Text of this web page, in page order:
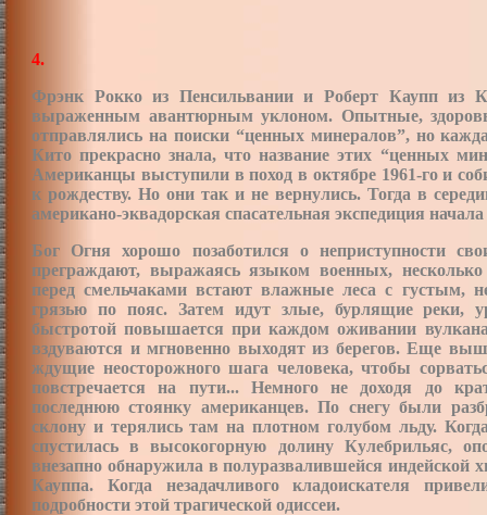
4.
Фрэнк Рокко из Пенсильвании и Роберт Каупп из
выраженным авантюрным уклоном. Опытные,
отправлялись на поиски “ценных минералов”, но
Кито прекрасно знала, что название этих “ценных
Американцы выступили в поход в октябре 1961-го и
к рождеству. Но они так и не вернулись. Тогда в
американо-эквадорская спасательная экспедиция
Бог Огня хорошо позаботился о неприступности
преграждают, выражаясь языком военных,
перед смельчаками встают влажные леса с густым,
грязью по пояс. Затем идут злые, бурлящие реки,
быстротой повышается при каждом оживании
вздуваются и мгновенно выходят из берегов. Еще
ждущие неосторожного шага человека, чтобы
повстречается на пути... Немного не доходя до
последнюю стоянку американцев. По снегу были
склону и терялись там на плотном голубом льду.
спустилась в высокогорную долину Кулебрильяс,
внезапно обнаружила в полуразвалившейся
Кауппа. Когда незадачливого кладоискателя
подробности этой трагической одиссеи.